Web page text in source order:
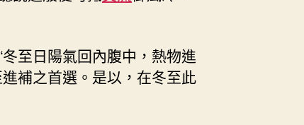
至日陽氣回內腹中，熱物進
補之首選。是以，在冬至此